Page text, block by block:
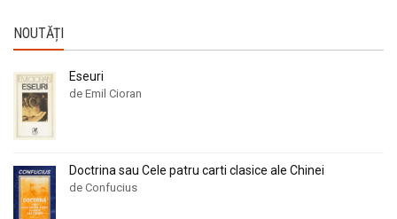
NOUTĂȚI
Eseuri
de Emil Cioran
Doctrina sau Cele patru carti clasice ale Chinei
de Confucius